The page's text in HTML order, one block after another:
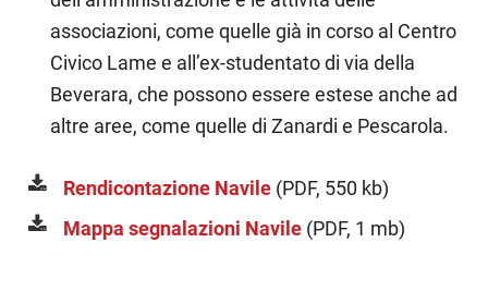
associazioni, come quelle già in corso al Centro
Civico Lame e all’ex-studentato di via della
Beverara, che possono essere estese anche ad
altre aree, come quelle di Zanardi e Pescarola.
Rendicontazione Navile (PDF, 550 kb)
Mappa segnalazioni Navile (PDF, 1 mb)